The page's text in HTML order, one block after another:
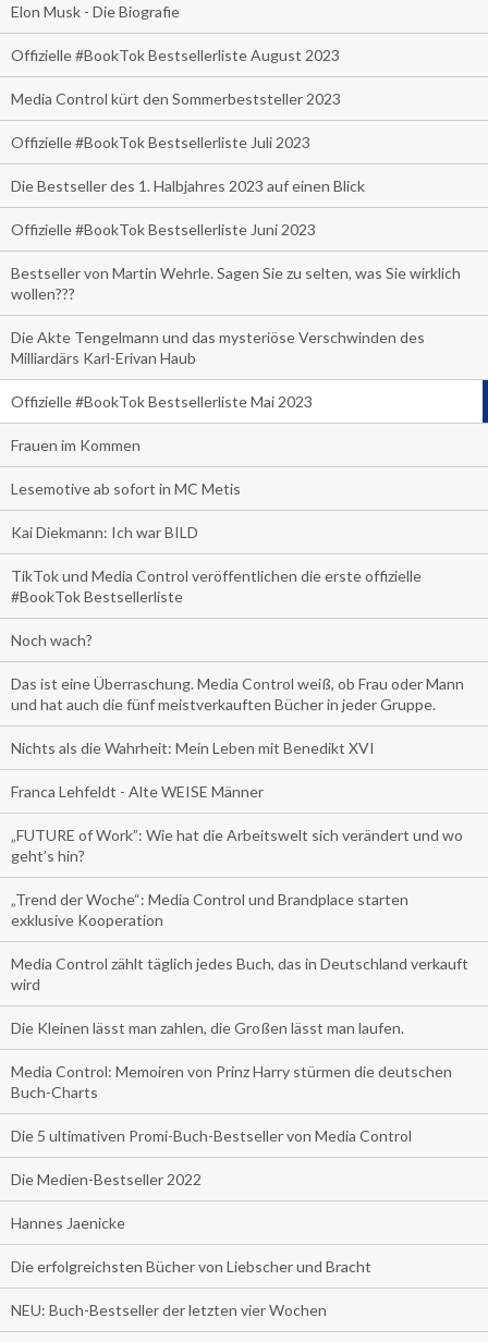
Elon Musk - Die Biografie
Offizielle #BookTok Bestsellerliste August 2023
Media Control kürt den Sommerbeststeller 2023
Offizielle #BookTok Bestsellerliste Juli 2023
Die Bestseller des 1. Halbjahres 2023 auf einen Blick
Offizielle #BookTok Bestsellerliste Juni 2023
Bestseller von Martin Wehrle. Sagen Sie zu selten, was Sie wirklich
wollen???
Die Akte Tengelmann und das mysteriöse Verschwinden des
Milliardärs Karl-Erivan Haub
Offizielle #BookTok Bestsellerliste Mai 2023
Frauen im Kommen
Lesemotive ab sofort in MC Metis
Kai Diekmann: Ich war BILD
TikTok und Media Control veröffentlichen die erste offizielle
#BookTok Bestsellerliste
Noch wach?
Das ist eine Überraschung. Media Control weiß, ob Frau oder Mann
und hat auch die fünf meistverkauften Bücher in jeder Gruppe.
Nichts als die Wahrheit: Mein Leben mit Benedikt XVI
Franca Lehfeldt - Alte WEISE Männer
„FUTURE of Work”: Wie hat die Arbeitswelt sich verändert und wo
geht’s hin?
„Trend der Woche“: Media Control und Brandplace starten
exklusive Kooperation
Media Control zählt täglich jedes Buch, das in Deutschland verkauft
wird
Die Kleinen lässt man zahlen, die Großen lässt man laufen.
Media Control: Memoiren von Prinz Harry stürmen die deutschen
Buch-Charts
Die 5 ultimativen Promi-Buch-Bestseller von Media Control
Die Medien-Bestseller 2022
Hannes Jaenicke
Die erfolgreichsten Bücher von Liebscher und Bracht
NEU: Buch-Bestseller der letzten vier Wochen